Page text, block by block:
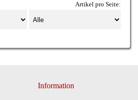
Artikel pro Seite:
Information